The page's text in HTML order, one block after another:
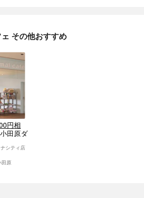
その他おすすめ
円相
田原ダ
シティ店
田原